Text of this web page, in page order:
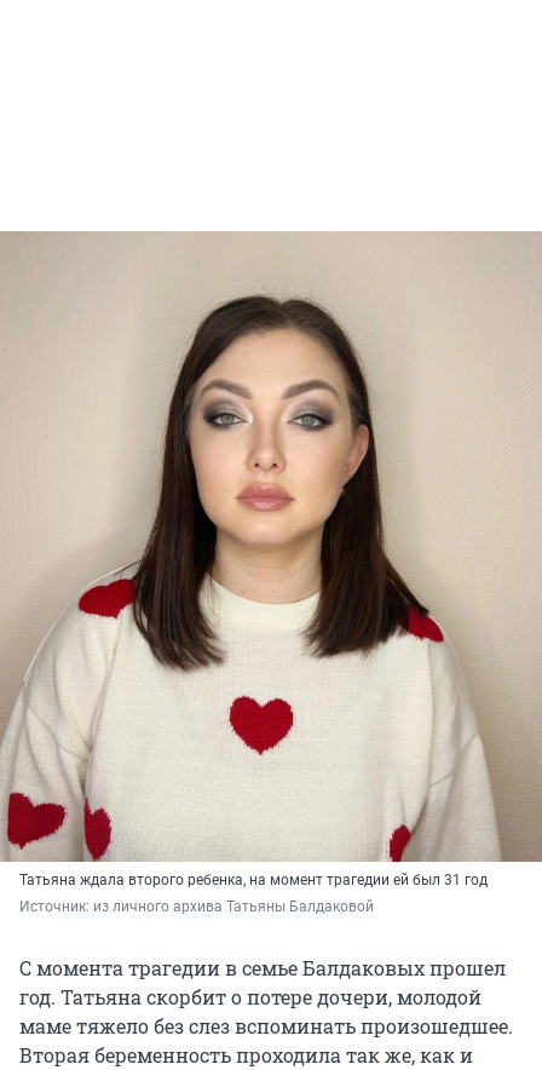
Татьяна ждала второго ребенка, на момент трагедии ей был 31 год
Источник: из личного архива Татьяны Балдаковой
С момента трагедии в семье Балдаковых прошел
год. Татьяна скорбит о потере дочери, молодой
маме тяжело без слез вспоминать произошедшее.
Вторая беременность проходила так же, как и